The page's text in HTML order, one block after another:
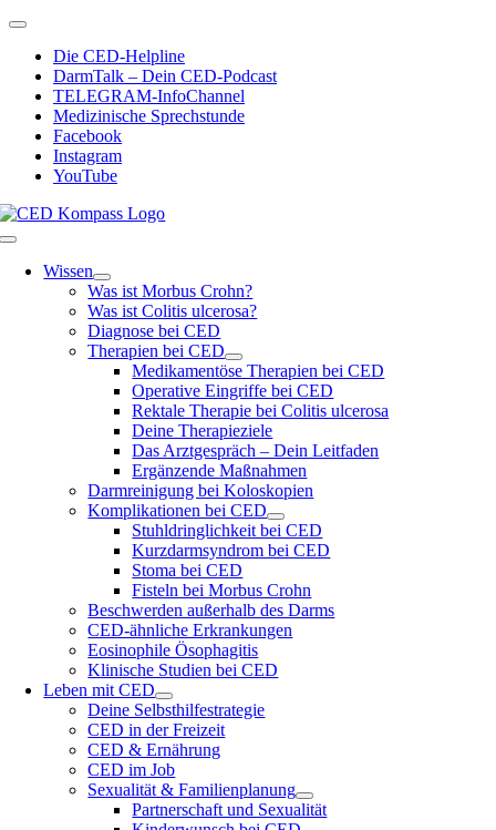
Zum
springen
Toggle
NavigationDie CED-Helpline
DarmTalk – Dein CED-Podcast
TELEGRAM-InfoChannel
Medizinische Sprechstunde
Facebook
Instagram
YouTube
Toggle
NavigationWissen
Was ist Morbus Crohn?
Was ist Colitis ulcerosa?
Diagnose bei CED
Therapien bei CED
Medikamentöse Therapien bei CED
Operative Eingriffe bei CED
Rektale Therapie bei Colitis ulcerosa
Deine Therapieziele
Das Arztgespräch – Dein Leitfaden
Ergänzende Maßnahmen
Darmreinigung bei Koloskopien
Komplikationen bei CED
Stuhldringlichkeit bei CED
Kurzdarmsyndrom bei CED
Stoma bei CED
Fisteln bei Morbus Crohn
Beschwerden außerhalb des Darms
CED-ähnliche Erkrankungen
Eosinophile Ösophagitis
Klinische Studien bei CED
Leben mit CED
Deine Selbsthilfestrategie
CED in der Freizeit
CED & Ernährung
CED im Job
Sexualität & Familienplanung
Partnerschaft und Sexualität